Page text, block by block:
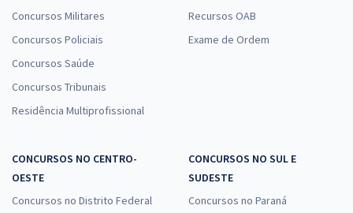
Concursos Militares
Concursos Policiais
Concursos Saúde
Concursos Tribunais
Residência Multiprofissional
Recursos OAB
Exame de Ordem
CONCURSOS NO CENTRO-
OESTE
Concursos no Distrito Federal
CONCURSOS NO SUL E
SUDESTE
Concursos no Paraná